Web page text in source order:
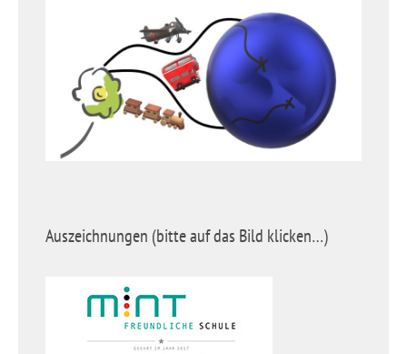
Auszeichnungen (bitte auf das Bild klicken…)